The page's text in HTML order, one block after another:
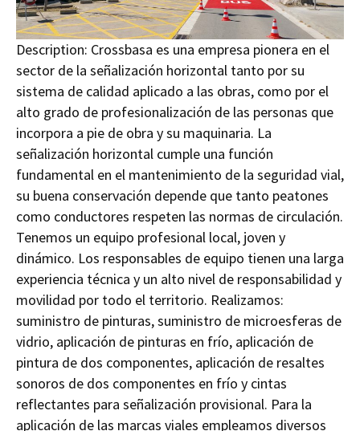
Description: Crossbasa es una empresa pionera en el
sector de la señalización horizontal tanto por su
sistema de calidad aplicado a las obras, como por el
alto grado de profesionalización de las personas que
incorpora a pie de obra y su maquinaria. La
señalización horizontal cumple una función
fundamental en el mantenimiento de la seguridad vial,
su buena conservación depende que tanto peatones
como conductores respeten las normas de circulación.
Tenemos un equipo profesional local, joven y
dinámico. Los responsables de equipo tienen una larga
experiencia técnica y un alto nivel de responsabilidad y
movilidad por todo el territorio. Realizamos:
suministro de pinturas, suministro de microesferas de
vidrio, aplicación de pinturas en frío, aplicación de
pintura de dos componentes, aplicación de resaltes
sonoros de dos componentes en frío y cintas
reflectantes para señalización provisional. Para la
aplicación de las marcas viales empleamos diversos